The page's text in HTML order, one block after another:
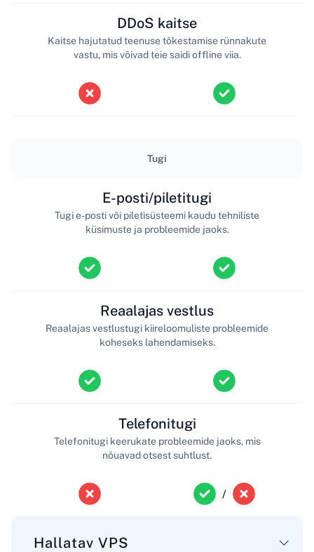
DDoS kaitse
Kaitse hajutatud teenuse tõkestamise rünnakute
vastu, mis võivad teie saidi offline viia.
Tugi
E-posti/piletitugi
Tugi e-posti või piletisüsteemi kaudu tehniliste
küsimuste ja probleemide jaoks.
Reaalajas vestlus
Reaalajas vestlustugi kiireloomuliste probleemide
koheseks lahendamiseks.
Telefonitugi
Telefonitugi keerukate probleemide jaoks, mis
nõuavad otsest suhtlust.
/
Hallatav VPS